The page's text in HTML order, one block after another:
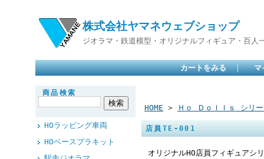
株式会社ヤマネウェブショップ
ジオラマ・鉄道模型・オリジナルフィギュア・百人
カートをみる ｜ マ
商品検索
HOラッピング車両
HOベースプラキット
HOME > Ｈｏ Ｄｏｌｌｓ シリ
店員TE-001
オリジナルHO店員フィギュアシ